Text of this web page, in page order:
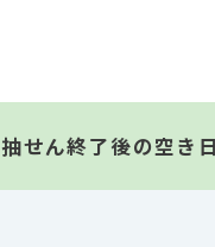
抽せん終了後の空き